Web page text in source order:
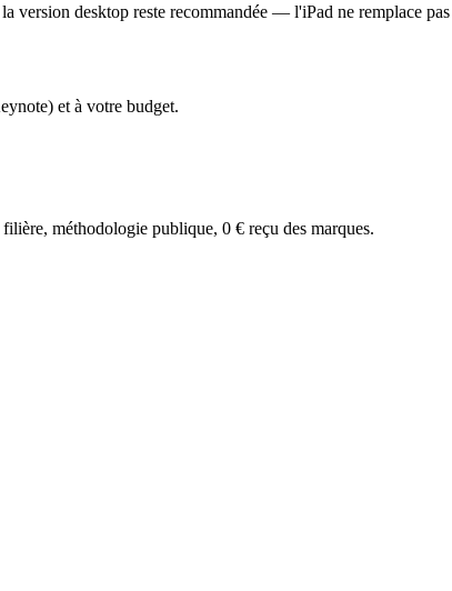
version desktop reste recommandée — l'iPad ne remplace
et à votre budget.
méthodologie publique, 0 € reçu des marques.